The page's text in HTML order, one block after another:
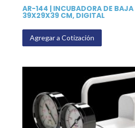
AR-144 | INCUBADORA DE BAJA
39X29X39 CM, DIGITAL
Agregar a Cotización